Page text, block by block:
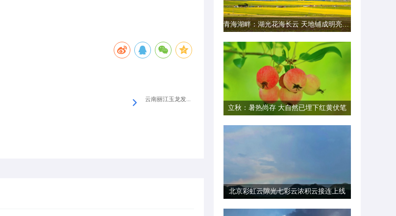
云南丽江玉龙发...
青海湖畔：湖光花海长云 天地铺成明亮画卷
立秋：暑热尚存 大自然已埋下红黄伏笔
北京彩虹云隙光七彩云浓积云接连上线